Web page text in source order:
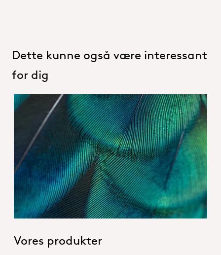
Dette kunne også være interessant
for dig
Hero_Our products
Vores produkter